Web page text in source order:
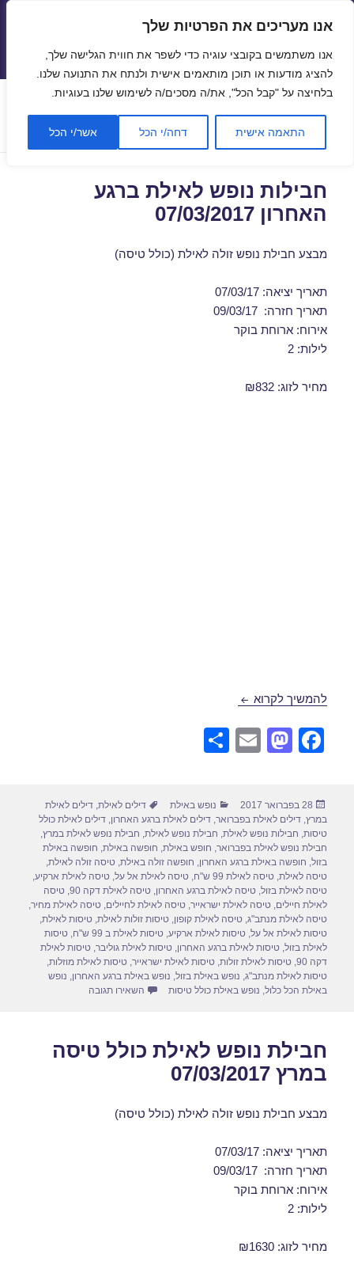
אנו מעריכים את הפרטיות שלך
אנו משתמשים בקובצי עוגיה כדי לשפר את חווית הגלישה שלך,
להציג מודעות או תוכן מותאמים אישית ולנתח את התנועה שלנו.
בלחיצה על "קבל הכל", את/ה מסכים/ה לשימוש שלנו בעוגיות.
התאמה אישית דחה/י הכל אשר/י הכל
תפריטים
ווידג'טים
חודש:פברואר 2017
חבילות נופש לאילת ברגע
האחרון 07/03/2017
מבצע חבילת נופש זולה לאילת (כולל טיסה)
תאריך יציאה: 07/03/17
תאריך חזרה: 09/03/17
אירוח: ארוחת בוקר
לילות: 2
מחיר לזוג: ₪832
להמשיך לקרוא חבילות נופש לאילת ברגע האחרון 07/03/2017
F
e
b
o
o
k
M
o
d
o
n
E
e
פורסם
בתאריך
28 בפברואר 2017 קטגוריות
נופש באילת תגיות
דילים לאילת,דילים לאילת
במרץ,דילים לאילת בפברואר,דילים לאילת ברגע האחרון,דילים לאילת כולל
טיסות, חבילות נופש לאילת, חבילת נופש לאילת, חבילת נופש לאילת במרץ,
חבילת נופש לאילת בפברואר, חופש באילת, חופשה באילת, חופשה באילת
בזול, חופשה באילת ברגע האחרון, חופשה זולה באילת,טיסה זולה לאילת,
טיסה לאילת,טיסה לאילת 99 ש"ח ,טיסה לאילת אל על,טיסה לאילת ארקיע,
טיסה לאילת בזול,טיסה לאילת ברגע האחרון,טיסה לאילת דקה 90 ,טיסה
לאילת חיילים,טיסה לאילת ישראייר,טיסה לאילת לחיילים,טיסה לאילת מחיר,
טיסה לאילת מנתב"ג,טיסה לאילת קופון,טיסות זולות לאילת,טיסות לאילת,
טיסות לאילת אל על,טיסות לאילת ארקיע,טיסות לאילת ב 99 ש"ח ,טיסות
לאילת בזול,טיסות לאילת ברגע האחרון,טיסות לאילת גוליבר,טיסות לאילת
דקה 90
,טיסות לאילת זולות,טיסות לאילת ישראייר,טיסות לאילת מוזלות,
טיסות לאילת מנתב"ג, נופש באילת בזול, נופש באילת ברגע האחרון, נופש
באילת הכל כלול, נופש באילת כולל טיסות השאירו תגובה
חבילת נופש לאילת כולל טיסה
במרץ 07/03/2017
מבצע חבילת נופש זולה לאילת (כולל טיסה)
תאריך יציאה: 07/03/17
תאריך חזרה: 09/03/17
אירוח: ארוחת בוקר
לילות: 2
מחיר לזוג: ₪1630